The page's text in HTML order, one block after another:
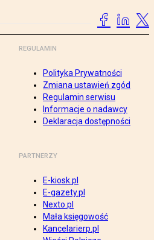
REGULAMIN
Polityka Prywatności
Zmiana ustawień zgód
Regulamin serwisu
Informacje o nadawcy
Deklaracja dostępności
PARTNERZY
E-kiosk.pl
E-gazety.pl
Nexto.pl
Mała księgowość
Kancelarierp.pl